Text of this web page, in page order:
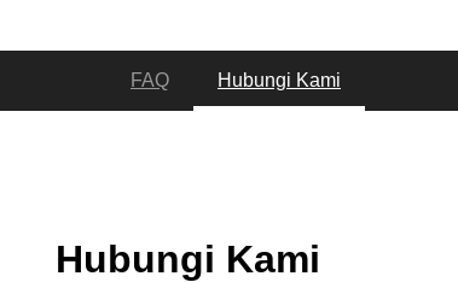
FAQ Hubungi Kami
Hubungi Kami